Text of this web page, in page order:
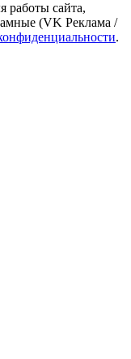
работы сайта,
(VK Реклама /
.